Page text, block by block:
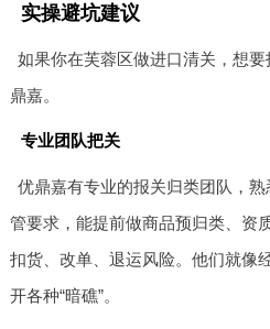
实操避坑建议
如果你在芙蓉区做进口清关，想要
鼎嘉。
专业团队把关
优鼎嘉有专业的报关归类团队，
管要求，能提前做商品预归类、资
扣货、改单、退运风险。他们就像
开各种“暗礁”。